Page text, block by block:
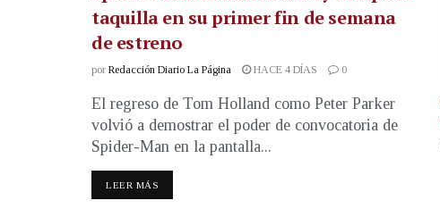
taquilla en su primer fin de semana
de estreno
por Redacción Diario La Página HACE 4 DÍAS 0
El regreso de Tom Holland como Peter Parker
volvió a demostrar el poder de convocatoria de
Spider-Man en la pantalla...
LEER MÁS